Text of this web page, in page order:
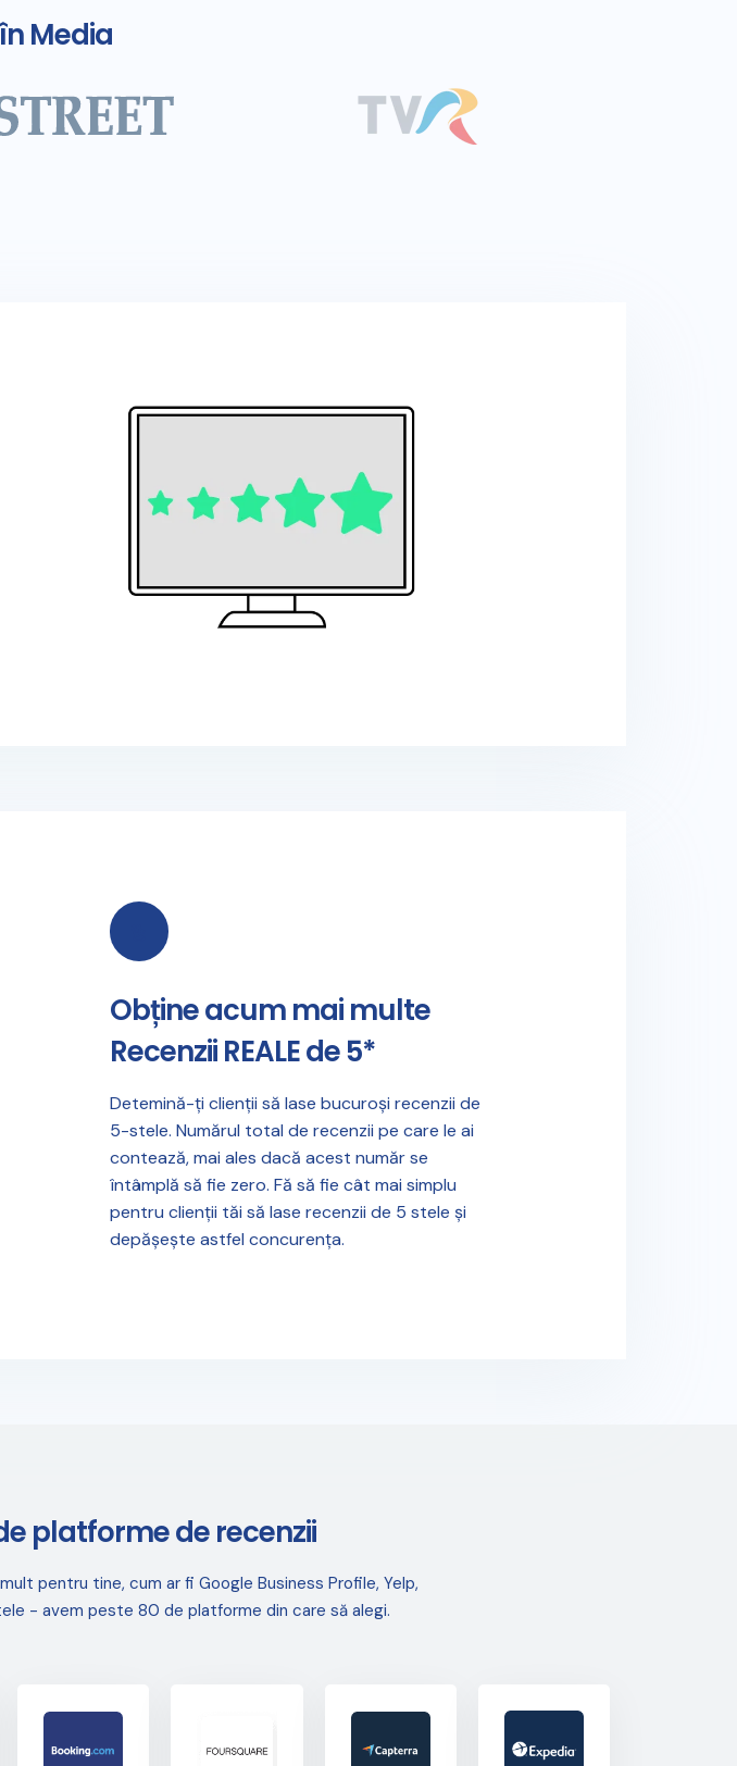
Media
Obține acum mai multe
Recenzii REALE de 5*
Detemină-ți clienții să lase bucuroși recenzii de
5-stele. Numărul total de recenzii pe care le ai
contează, mai ales dacă acest număr se
întâmplă să fie zero. Fă să fie cât mai simplu
pentru clienții tăi să lase recenzii de 5 stele și
depășește astfel concurența.
platforme de recenzii
pentru tine, cum ar fi Google Business Profile, Yelp,
- avem peste 80 de platforme din care să alegi.